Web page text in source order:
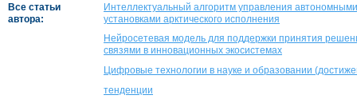
Все статьи
автора:
Интеллектуальный алгоритм управления
установками арктического исполнения
Нейросетевая модель для поддержки принятия
связями в инновационных экосистемах
Цифровые технологии в науке и образовании
тенденции